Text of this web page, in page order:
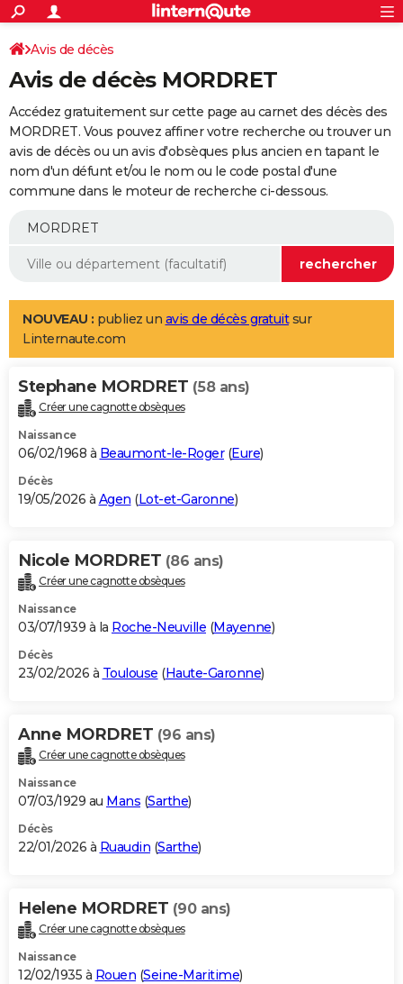
ACTUALITÉS
Politique
Société
Faits Divers
Education
Monde
Villes
+
SPORT
Coupe du monde 2026
Football
Tennis
Cyclisme
Rugby
Forum
Programme TV
TNT
Streaming
Cinéma
Sorties cinéma
Musique
+
FINANCE
Retraite
Epargne
Immobilier
Risques naturels par ville
Banque
Assurance
AUTO
Essais
Réserver un essai
Citadines
Berlines
SUV
Forum auto
+
Mobiles
Meilleur smartphone
Internet
Ordinateurs
Jeux vidéo
Guide high-tech
Aménagement intérieur
LIFESTYLE
Art de vivre
Bien-être
Loisirs
Mode
Modes de vie
Alimentation
Guide de la santé
Maladies
Médicaments
Sommeil
VOYAGE
Destinations
City break
Voyage nature
Voyage de noces
Forum
Climat
+PHOTO
GUIDES D'ACHAT
BONS PLANS
Carte de Noël
Carte Bonne année
Carte Saint-Valentin
Carte Pâques
Carte d'anniversaire
DICTIONNAIRE
Dictionnaire
Biographies
Citations
Expressions
Proverbes
PROGRAMME TV
S'inscrire
Se connecter
Lycées
Collèges
Primaires
Universités
Entreprises
Service militaire
Avis de recherche
AVIS DE DÉCÈS
Bricolage
Lifestyle
Culture
Sport
Auto
Television
Voyage
Cinema
Avis de décès
Avis de décès MORDRET
Accédez gratuitement sur cette page au carnet des décès des
MORDRET. Vous pouvez affiner votre recherche ou trouver un
avis de décès ou un avis d'obsèques plus ancien en tapant le
nom d'un défunt et/ou le nom ou le code postal d'une
commune dans le moteur de recherche ci-dessous.
NOUVEAU : publiez un avis de décès gratuitsur
Linternaute.com
Stephane MORDRET (58 ans)
Créer une cagnotte obsèques
Naissance
06/02/1968 à Beaumont-le-Roger(Eure)
Décès
19/05/2026 à Agen (Lot-et-Garonne)
Nicole MORDRET (86 ans)
Créer une cagnotte obsèques
Naissance
03/07/1939 à la Roche-Neuville (Mayenne)
Décès
23/02/2026 à Toulouse (Haute-Garonne)
Anne MORDRET (96 ans)
Créer une cagnotte obsèques
Naissance
07/03/1929 au Mans (Sarthe)
Décès
22/01/2026 à Ruaudin (Sarthe)
Helene MORDRET (90 ans)
Créer une cagnotte obsèques
Naissance
12/02/1935 à Rouen (Seine-Maritime)